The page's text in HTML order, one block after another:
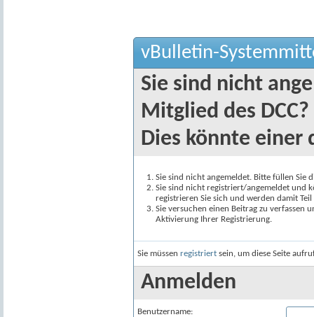
vBulletin-
Sie sind nicht
Mitglied des DCC?
Dies könnte einer
Sie sind nicht angemeldet. Bitte füllen Sie
Sie sind nicht registriert/angemeldet und
registrieren Sie sich und werden damit
Sie versuchen einen Beitrag zu verfassen
Aktivierung Ihrer Registrierung.
Sie müssen registriert sein, um diese Seite
Anmelden
Benutzername: